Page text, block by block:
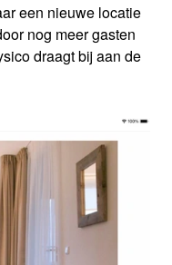
een nieuwe locatie
nog meer gasten
draagt bij aan de